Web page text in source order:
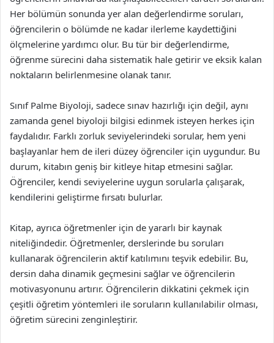
Her bölümün sonunda yer alan değerlendirme soruları,
öğrencilerin o bölümde ne kadar ilerleme kaydettiğini
ölçmelerine yardımcı olur. Bu tür bir değerlendirme,
öğrenme sürecini daha sistematik hale getirir ve eksik kalan
noktaların belirlenmesine olanak tanır.
Sınıf Palme Biyoloji, sadece sınav hazırlığı için değil, aynı
zamanda genel biyoloji bilgisi edinmek isteyen herkes için
faydalıdır. Farklı zorluk seviyelerindeki sorular, hem yeni
başlayanlar hem de ileri düzey öğrenciler için uygundur. Bu
durum, kitabın geniş bir kitleye hitap etmesini sağlar.
Öğrenciler, kendi seviyelerine uygun sorularla çalışarak,
kendilerini geliştirme fırsatı bulurlar.
Kitap, ayrıca öğretmenler için de yararlı bir kaynak
niteliğindedir. Öğretmenler, derslerinde bu soruları
kullanarak öğrencilerin aktif katılımını teşvik edebilir. Bu,
dersin daha dinamik geçmesini sağlar ve öğrencilerin
motivasyonunu artırır. Öğrencilerin dikkatini çekmek için
çeşitli öğretim yöntemleri ile soruların kullanılabilir olması,
öğretim sürecini zenginleştirir.